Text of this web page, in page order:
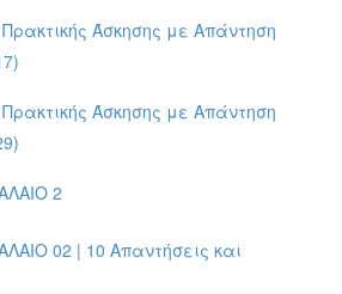
Άσκησης με Απάντηση
Άσκησης με Απάντηση
2
02 | 10 Απαντήσεις και